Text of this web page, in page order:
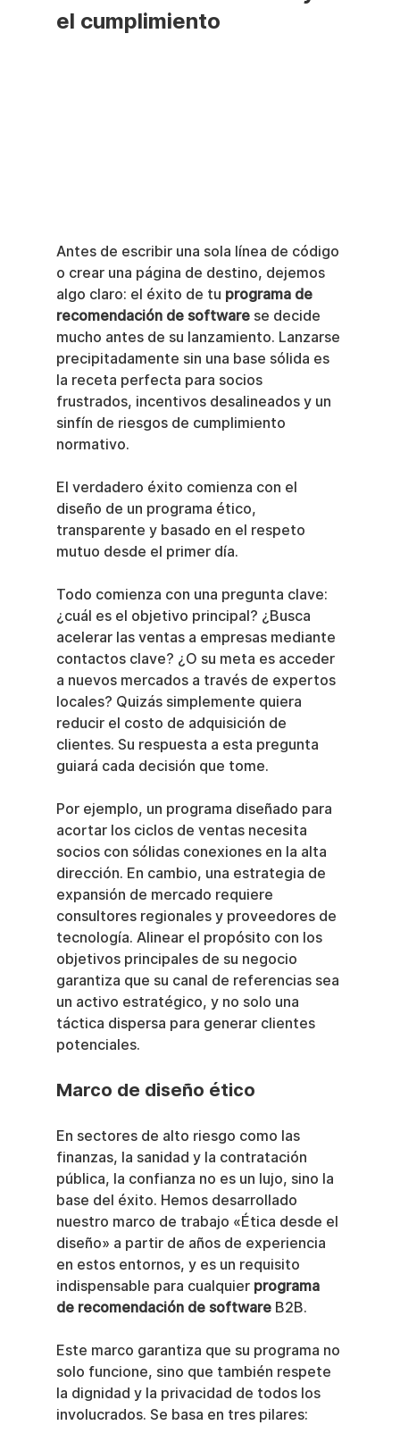
el cumplimiento
Antes de escribir una sola línea de código
o crear una página de destino, dejemos
algo claro: el éxito de tu programa de
recomendación de software se decide
mucho antes de su lanzamiento. Lanzarse
precipitadamente sin una base sólida es
la receta perfecta para socios
frustrados, incentivos desalineados y un
sinfín de riesgos de cumplimiento
normativo.
El verdadero éxito comienza con el
diseño de un programa ético,
transparente y basado en el respeto
mutuo desde el primer día.
Todo comienza con una pregunta clave:
¿cuál es el objetivo principal? ¿Busca
acelerar las ventas a empresas mediante
contactos clave? ¿O su meta es acceder
a nuevos mercados a través de expertos
locales? Quizás simplemente quiera
reducir el costo de adquisición de
clientes. Su respuesta a esta pregunta
guiará cada decisión que tome.
Por ejemplo, un programa diseñado para
acortar los ciclos de ventas necesita
socios con sólidas conexiones en la alta
dirección. En cambio, una estrategia de
expansión de mercado requiere
consultores regionales y proveedores de
tecnología. Alinear el propósito con los
objetivos principales de su negocio
garantiza que su canal de referencias sea
un activo estratégico, y no solo una
táctica dispersa para generar clientes
potenciales.
Marco de diseño ético
En sectores de alto riesgo como las
finanzas, la sanidad y la contratación
pública, la confianza no es un lujo, sino la
base del éxito. Hemos desarrollado
nuestro marco de trabajo «Ética desde el
diseño» a partir de años de experiencia
en estos entornos, y es un requisito
indispensable para cualquier programa
de recomendación de software B2B.
Este marco garantiza que su programa no
solo funcione, sino que también respete
la dignidad y la privacidad de todos los
involucrados. Se basa en tres pilares: